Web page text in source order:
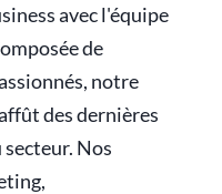
avec l'équipe
de
notre
des dernières
Nos